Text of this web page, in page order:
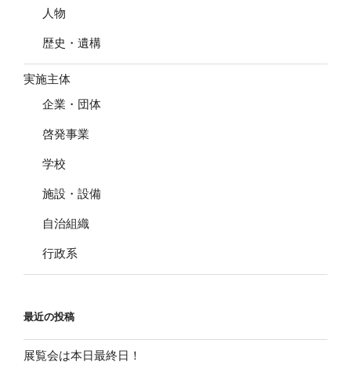
人物
歴史・遺構
実施主体
企業・団体
啓発事業
学校
施設・設備
自治組織
行政系
最近の投稿
展覧会は本日最終日！